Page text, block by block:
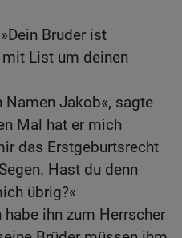
Bruder ist
List um deinen
Namen Jakob«, sagte
Mal hat er mich
das Erstgeburtsrecht
Hast du denn
übrig?«
ihn zum Herrscher